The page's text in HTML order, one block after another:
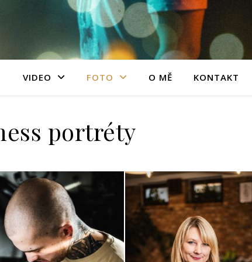
VIDEO FOTO O MĚ KONTAKT
portréty